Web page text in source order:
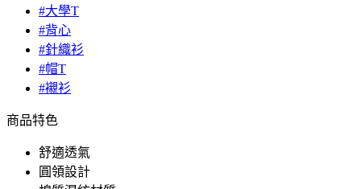
#大學T
#背心
#針織衫
#帽T
#襯衫
商品特色
舒適透氣
圓領設計